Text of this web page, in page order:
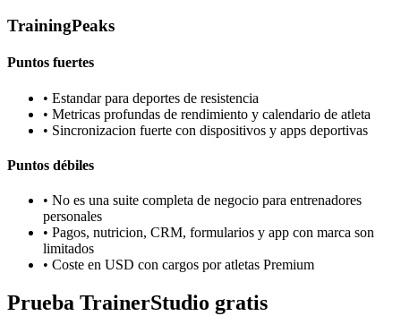
TrainingPeaks
Puntos fuertes
• Estandar para deportes de resistencia
• Metricas profundas de rendimiento y calendario de atleta
• Sincronizacion fuerte con dispositivos y apps deportivas
Puntos débiles
• No es una suite completa de negocio para entrenadores
personales
• Pagos, nutricion, CRM, formularios y app con marca son
limitados
• Coste en USD con cargos por atletas Premium
Prueba TrainerStudio gratis